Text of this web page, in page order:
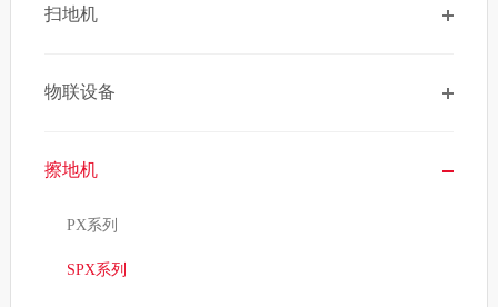
扫地机
物联设备
擦地机
PX系列
SPX系列